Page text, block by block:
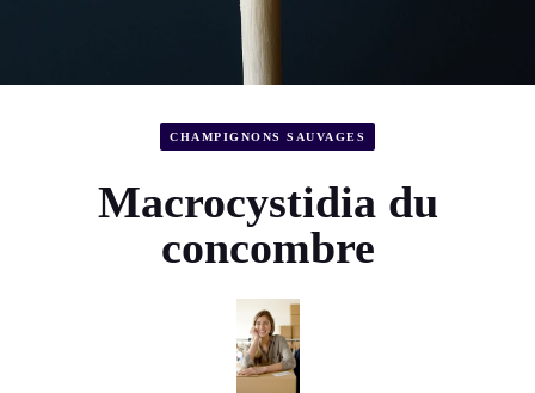
CHAMPIGNONS SAUVAGES
Macrocystidia du
concombre